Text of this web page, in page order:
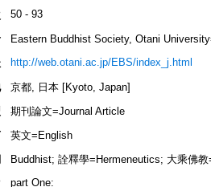
50 - 93
Eastern Buddhist Society, Otani
http://web.otani.ac.jp/EBS/index_j.html
京都, 日本 [Kyoto, Japan]
期刊論文=Journal Article
英文=English
Buddhist; 詮釋學=Hermeneutics; 大乘佛
part One: